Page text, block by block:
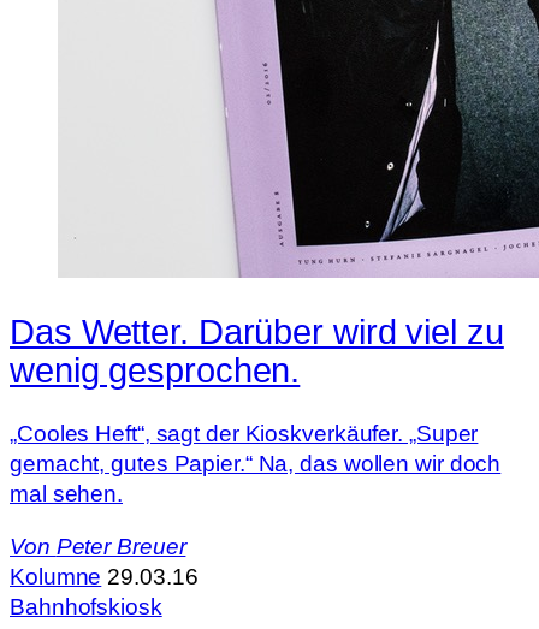
Das Wetter. Darüber wird viel zu
wenig gesprochen.
„Cooles Heft“, sagt der Kioskverkäufer. „Super
gemacht, gutes Papier.“ Na, das wollen wir doch
mal sehen.
Von Peter Breuer
Kolumne 29.03.16
Bahnhofskiosk